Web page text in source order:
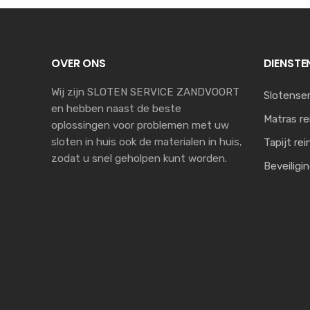
OVER ONS
Wij zijn SLOTEN SERVICE ZANDVOORT
en hebben naast de beste
oplossingen voor problemen met uw
sloten in huis ook de materialen in huis,
zodat u snel geholpen kunt worden.
Matras
Tapijt